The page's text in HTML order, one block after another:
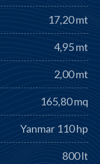
17,20 mt
4,95 mt
2,00 mt
165,80 mq
Yanmar 110 hp
800 lt